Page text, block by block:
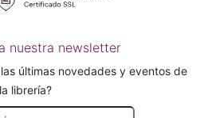
nuestra newsletter
últimas novedades y eventos de
la librería?